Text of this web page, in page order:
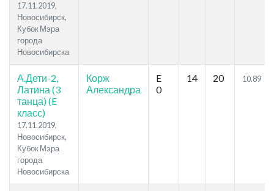
17.11.2019,
Новосибирск,
Кубок Мэра
города
Новосибирска
А.Дети-2,
Латина (3
танца) (E
класс)
17.11.2019,
Новосибирск,
Кубок Мэра
города
Новосибирска
Корж
Александра
E
0
14 20 10.89